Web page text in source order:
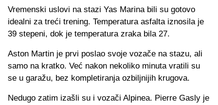
Vremenski uslovi na stazi Yas Marina bili su gotovo
idealni za treći trening. Temperatura asfalta iznosila je
39 stepeni, dok je temperatura zraka bila 27.
Aston Martin je prvi poslao svoje vozače na stazu, ali
samo na kratko. Već nakon nekoliko minuta vratili su
se u garažu, bez kompletiranja ozbiljnijih krugova.
Nedugo zatim izašli su i vozači Alpinea. Pierre Gasly je